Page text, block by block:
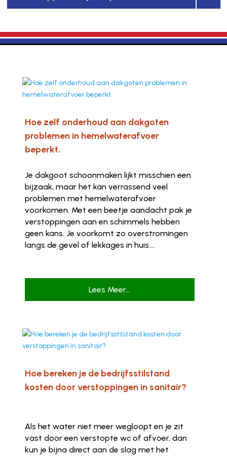
Hoe zelf onderhoud aan dakgoten
problemen in hemelwaterafvoer
beperkt.
Je dakgoot schoonmaken lijkt misschien een
bijzaak, maar het kan verrassend veel
problemen met hemelwaterafvoer
voorkomen. Met een beetje aandacht pak je
verstoppingen aan en schimmels hebben
geen kans. Je voorkomt zo overstromingen
langs de gevel of lekkages in huis....
Lees Meer...
Hoe bereken je de bedrijfsstilstand
kosten door verstoppingen in sanitair?
Als het water niet meer wegloopt en je zit
vast door een verstopte wc of afvoer, dan
kun je bijna direct aan de slag met het